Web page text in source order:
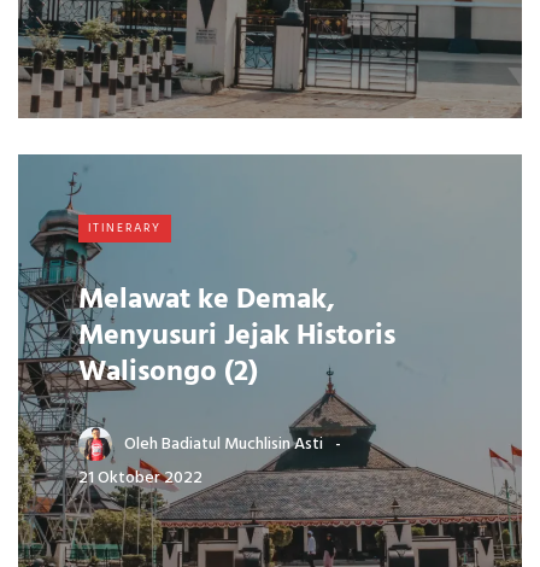
ITINERARY
Melawat ke Demak,
Menyusuri Jejak Historis
Walisongo (2)
OlehBadiatul Muchlisin Asti
21 Oktober 2022